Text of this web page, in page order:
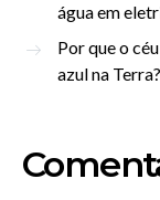
água em
Por que o
azul na Terra?